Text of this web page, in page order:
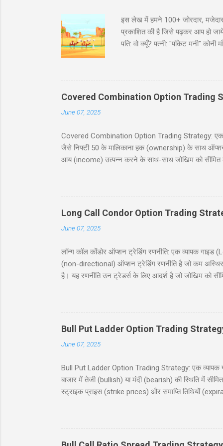
इस लेख में हमने 100+ जोरदार,
प्रकाशित की है जिसे पढ़कर आप हो
पति: वो क्यूँ? पत्नी: "पॉकेट मनी"
फोटू भी तो छपसी राजस्थानी कॉमेडी
‘सावधान’। कोई हिला तक नहीं।
Covered Combination Option Trading
June 07, 2025
Covered Combination Option Trading Strategy: एक
जैसे निफ्टी 50 के मालिकाना हक (ownership) के साथ ऑप्शन
आय (income) उत्पन्न करने के साथ-साथ जोखिम को
करने में मदद करना है। सामग्री (Table of Contents) 1.
Long Call Condor Option Trading
June 07, 2025
लॉन्ग कॉल कोंडोर ऑप्शन ट्रेडिंग रणनीति: एक व्यापक
(non-directional) ऑप्शन ट्रेडिंग रणनीति है जो कम
है। यह रणनीति उन ट्रेडर्स के लिए आदर्श है जो जोखिम को
(risk and reward), और बहुत कुछ शामिल है। चाहे आप
Bull Put Ladder Option Trading
June 07, 2025
Bull Put Ladder Option Trading Strategy: एक व्यापक
बाजार में तेजी (bullish) या मंदी (bearish) की स्थिति में
स्ट्राइक प्राइस (strike prices) और समाप्ति तिथियों
(Table of Contents) 1. परिचय (Introduction) 2. बुल